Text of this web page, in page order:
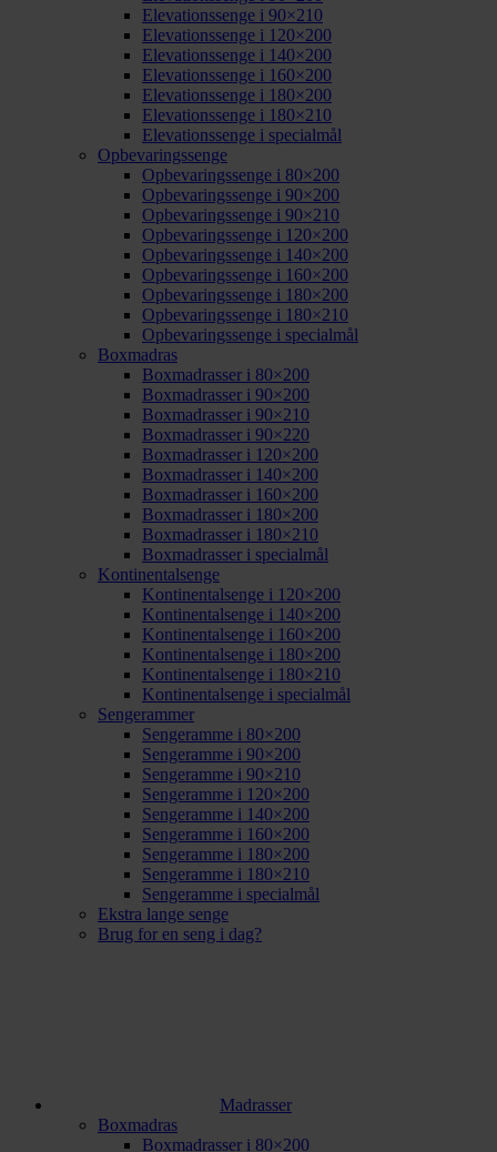
Elevationssenge i 90×210
Elevationssenge i 120×200
Elevationssenge i 140×200
Elevationssenge i 160×200
Elevationssenge i 180×200
Elevationssenge i 180×210
Elevationssenge i specialmål
Opbevaringssenge
Opbevaringssenge i 80×200
Opbevaringssenge i 90×200
Opbevaringssenge i 90×210
Opbevaringssenge i 120×200
Opbevaringssenge i 140×200
Opbevaringssenge i 160×200
Opbevaringssenge i 180×200
Opbevaringssenge i 180×210
Opbevaringssenge i specialmål
Boxmadras
Boxmadrasser i 80×200
Boxmadrasser i 90×200
Boxmadrasser i 90×210
Boxmadrasser i 90×220
Boxmadrasser i 120×200
Boxmadrasser i 140×200
Boxmadrasser i 160×200
Boxmadrasser i 180×200
Boxmadrasser i 180×210
Boxmadrasser i specialmål
Kontinentalsenge
Kontinentalsenge i 120×200
Kontinentalsenge i 140×200
Kontinentalsenge i 160×200
Kontinentalsenge i 180×200
Kontinentalsenge i 180×210
Kontinentalsenge i specialmål
Sengerammer
Sengeramme i 80×200
Sengeramme i 90×200
Sengeramme i 90×210
Sengeramme i 120×200
Sengeramme i 140×200
Sengeramme i 160×200
Sengeramme i 180×200
Sengeramme i 180×210
Sengeramme i specialmål
Ekstra lange senge
Brug for en seng i dag?
Madrasser
Boxmadras
Boxmadrasser i 80×200